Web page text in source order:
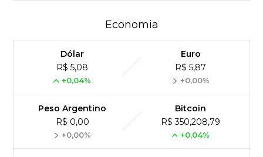
Economia
Dólar
R$ 5,08
+0,04%
Euro
R$ 5,87
+0,00%
Peso Argentino
R$ 0,00
+0,00%
Bitcoin
R$ 350,208,79
+0,04%